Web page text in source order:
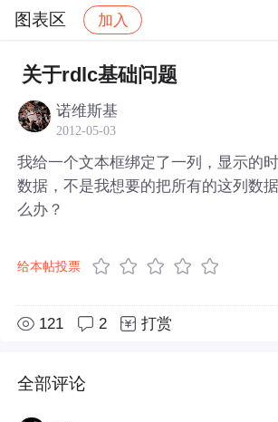
图表区 加入
社区 图表区 帖子详情
关于rdlc基础问题
诺维斯基
2012-05-03
我给一个文本框绑定了一列，显示的
数据，不是我想要的把所有的这列数
么办？
给本帖投票
121 2 打赏
全部评论